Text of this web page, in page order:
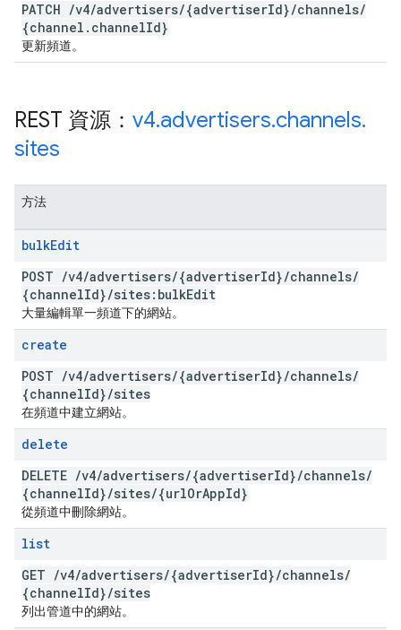
PATCH /v4/advertisers/{advertiserId}/channels/
{channel . channelId}
更新頻道。
REST 資源： v4.advertisers.channels.
sites
方法
bulkEdit
POST /v4/advertisers/{advertiserId}/channels/
{channelId}/sites:bulkEdit
大量編輯單一頻道下的網站。
create
POST /v4/advertisers/{advertiserId}/channels/
{channelId}/sites
在頻道中建立網站。
delete
DELETE /v4/advertisers/{advertiserId}/channels/
{channelId}/sites/{urlOrAppId}
從頻道中刪除網站。
list
GET /v4/advertisers/{advertiserId}/channels/
{channelId}/sites
列出管道中的網站。